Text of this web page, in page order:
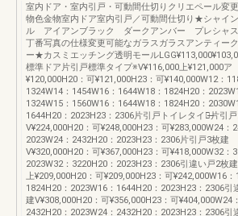
室内ドア・室内引戸・可動間仕切りクリエペール変
物色金物室内ドア室内引戸／可動間仕切り★シャイ
ル アイアンブラック ダークアンバー プレシャス
丁番写真の仕様変更可能なガラスガラスアンティー
ー★カスミエッチング透明モール
標準ドア片引戸標準タイプ※V¥116,000上¥121,000ア
¥120,000H20：可¥121,000H23：可¥140,000W12：
1324W14：1454W16：1644W18：1824H20：
1324W15：1560W16：1644W18：1824H20：
1644H20：2023H23：2306片引戸トイレタイプ̶̶片引
V¥224,000H20：可¥248,000H23：可¥283,000W24：
2023W24：2432H20：2023H23：2306片引戸3枚建
V¥320,000H20：可¥367,000H23：可¥418,000W32：
2023W32：3220H20：2023H23：2306引違い戸2枚
上¥209,000H20：可¥209,000H23：可¥242,000W16：
1824H20：2023W16：1644H20：2023H23：2306引
建V¥308,000H20：可¥356,000H23：可¥404,000W24：
2432H20：2023W24：2432H20：2023H23：2306引